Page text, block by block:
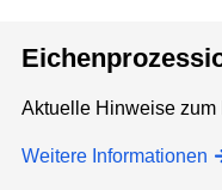
Aktuelle Hinweise
Weitere Informationen